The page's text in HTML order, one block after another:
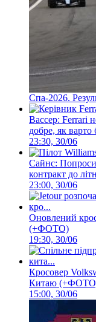
Спа-2026.
Вассер: Ferrari
добре, як варто
23:30, 30/06
Сайнс:
контракт до
23:00, 30/06
Оновлений
(+ФОТО)
19:30, 30/06
Кросовер
Китаю
15:00, 30/06